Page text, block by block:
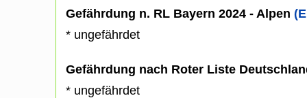
Gefährdung n. RL Bayern 2024 - Alpen
* ungefährdet
Gefährdung nach Roter Liste
* ungefährdet